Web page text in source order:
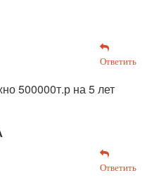
Ответить
500000т.р на 5 лет
Ответить